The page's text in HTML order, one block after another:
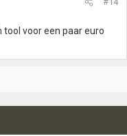
tool voor een paar euro